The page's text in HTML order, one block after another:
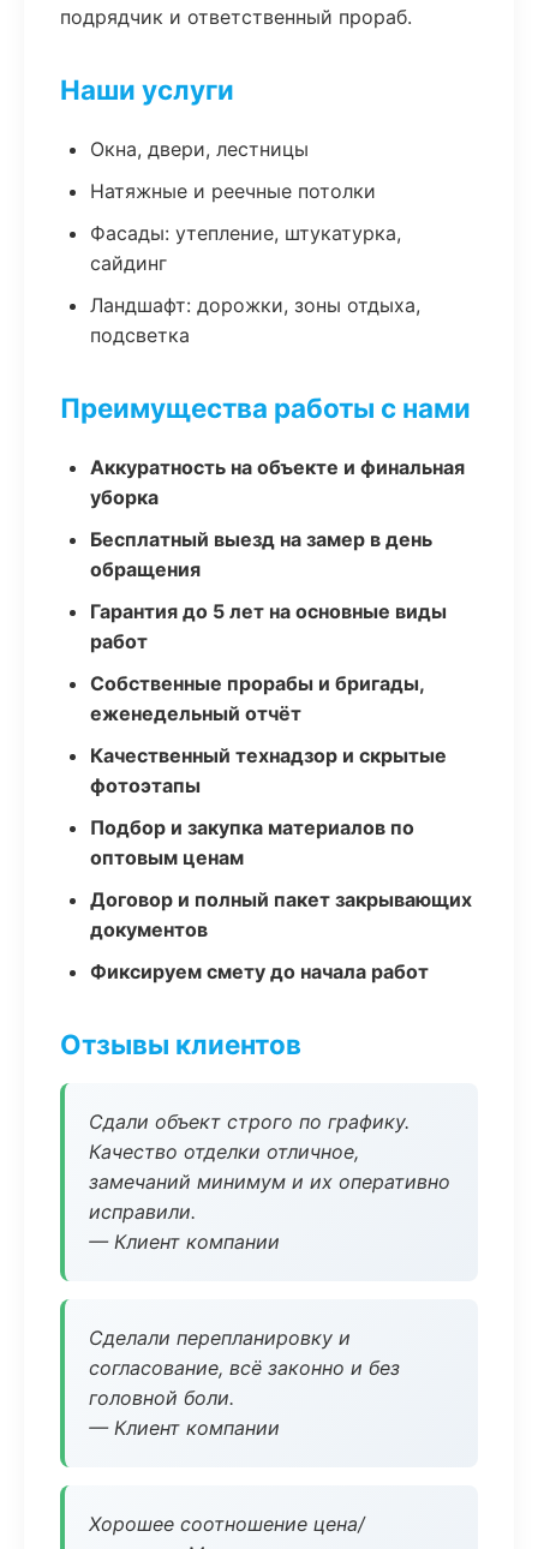
подрядчик и ответственный прораб.
Наши услуги
Окна, двери, лестницы
Натяжные и реечные потолки
Фасады: утепление, штукатурка,
сайдинг
Ландшафт: дорожки, зоны отдыха,
подсветка
Преимущества работы с нами
Аккуратность на объекте и финальная
уборка
Бесплатный выезд на замер в день
обращения
Гарантия до 5 лет на основные виды
работ
Собственные прорабы и бригады,
еженедельный отчёт
Качественный технадзор и скрытые
фотоэтапы
Подбор и закупка материалов по
оптовым ценам
Договор и полный пакет закрывающих
документов
Фиксируем смету до начала работ
Отзывы клиентов
Сдали объект строго по графику.
Качество отделки отличное,
замечаний минимум и их оперативно
исправили.
— Клиент компании
Сделали перепланировку и
согласование, всё законно и без
головной боли.
— Клиент компании
Хорошее соотношение цена/